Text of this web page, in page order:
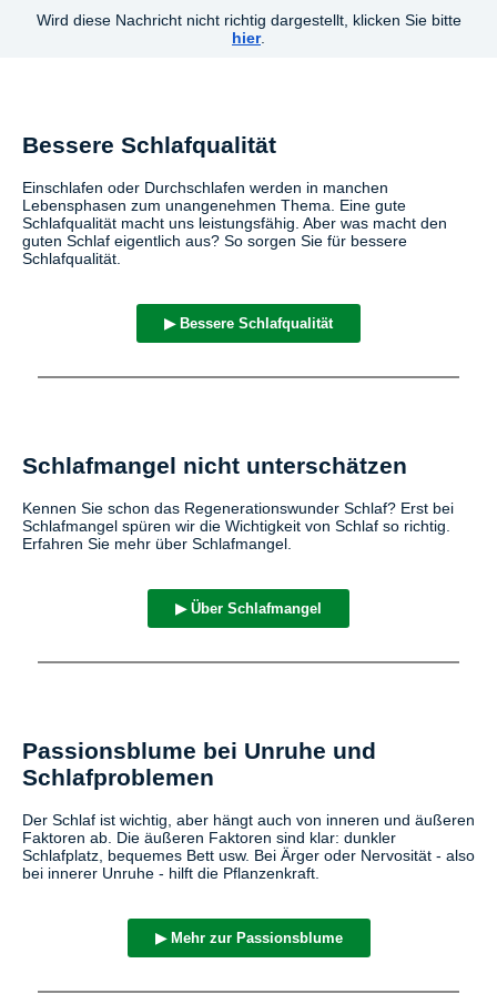
Wird diese Nachricht nicht richtig dargestellt, klicken Sie bitte
hier.
Bessere Schlafqualität
Einschlafen oder Durchschlafen werden in manchen
Lebensphasen zum unangenehmen Thema. Eine gute
Schlafqualität macht uns leistungsfähig. Aber was macht den
guten Schlaf eigentlich aus? So sorgen Sie für bessere
Schlafqualität.
▶ Bessere Schlafqualität
Schlafmangel nicht unterschätzen
Kennen Sie schon das Regenerationswunder Schlaf? Erst bei
Schlafmangel spüren wir die Wichtigkeit von Schlaf so richtig.
Erfahren Sie mehr über Schlafmangel.
▶ Über Schlafmangel
Passionsblume bei Unruhe und
Schlafproblemen
Der Schlaf ist wichtig, aber hängt auch von inneren und äußeren
Faktoren ab. Die äußeren Faktoren sind klar: dunkler
Schlafplatz, bequemes Bett usw. Bei Ärger oder Nervosität - also
bei innerer Unruhe - hilft die Pflanzenkraft.
▶ Mehr zur Passionsblume